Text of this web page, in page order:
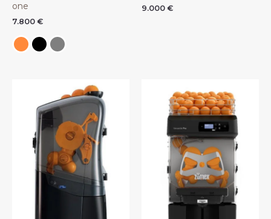
one
7.800 €
9.000 €